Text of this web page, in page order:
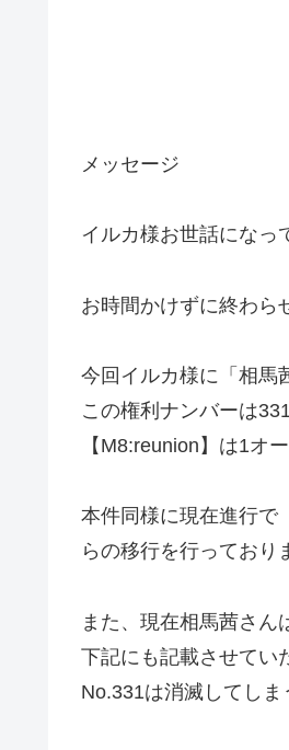
メッセージ
イルカ様お世話になっ
お時間かけずに終わら
今回イルカ様に「相馬
この権利ナンバーは
【M8:reunion】は1オ
本件同様に現在進行で
らの移行を行っており
また、現在相馬茜さん
下記にも記載させてい
No.331は消滅してしま